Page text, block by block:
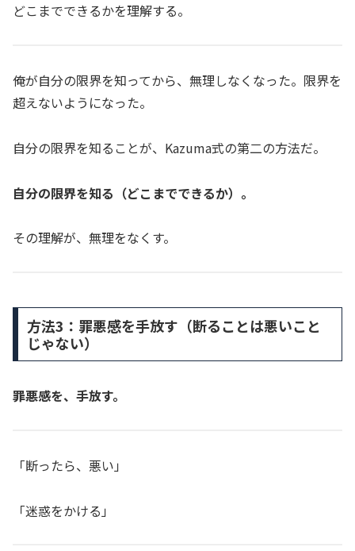
どこまでできるかを理解する。
俺が自分の限界を知ってから、無理しなくなった。限界を
超えないようになった。
自分の限界を知ることが、Kazuma式の第二の方法だ。
自分の限界を知る（どこまでできるか）。
その理解が、無理をなくす。
方法3：罪悪感を手放す（断ることは悪いこと
じゃない）
罪悪感を、手放す。
「断ったら、悪い」
「迷惑をかける」